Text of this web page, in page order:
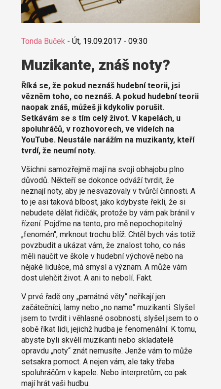
Tonda Buček- Út, 19.09.2017 - 09:30
Muzikante, znáš noty?
Říká se, že pokud neznáš hudební teorii, jsi
vězněm toho, co neznáš. A pokud hudební teorii
naopak znáš, můžeš ji kdykoliv porušit.
Setkávám se s tím celý život. V kapelách, u
spoluhráčů, v rozhovorech, ve videích na
YouTube. Neustále narážím na muzikanty, kteří
tvrdí, že neumí noty.
Všichni samozřejmě mají na svoji obhajobu plno
důvodů. Někteří se dokonce odváží tvrdit, že
neznají noty, aby je nesvazovaly v tvůrčí činnosti. A
to je asi taková blbost, jako kdybyste řekli, že si
nebudete dělat řidičák, protože by vám pak bránil v
řízení. Pojďme na tento, pro mě nepochopitelný
„fenomén“, mrknout trochu blíž. Chtěl bych vás totiž
povzbudit a ukázat vám, že znalost toho, co nás
měli naučit ve škole v hudební výchově nebo na
nějaké lidušce, má smysl a význam. A může vám
dost ulehčit život. A ani to nebolí. Fakt.
V prvé řadě ony „památné věty“ neříkají jen
začátečníci, lamy nebo „no name“ muzikanti. Slyšel
jsem to tvrdit i věhlasné osobnosti, slyšel jsem to o
sobě říkat lidi, jejichž hudba je fenomenální. K tomu,
abyste byli skvělí muzikanti nebo skladatelé
opravdu „noty“ znát nemusíte. Jenže vám to může
setsakra pomoct. A nejen vám, ale taky třeba
spoluhráčům v kapele. Nebo interpretům, co pak
mají hrát vaši hudbu.